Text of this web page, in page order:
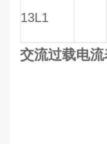
13L1
交流过载电流